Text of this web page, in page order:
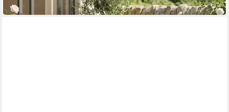
in 2-3 Werktagen bei dir